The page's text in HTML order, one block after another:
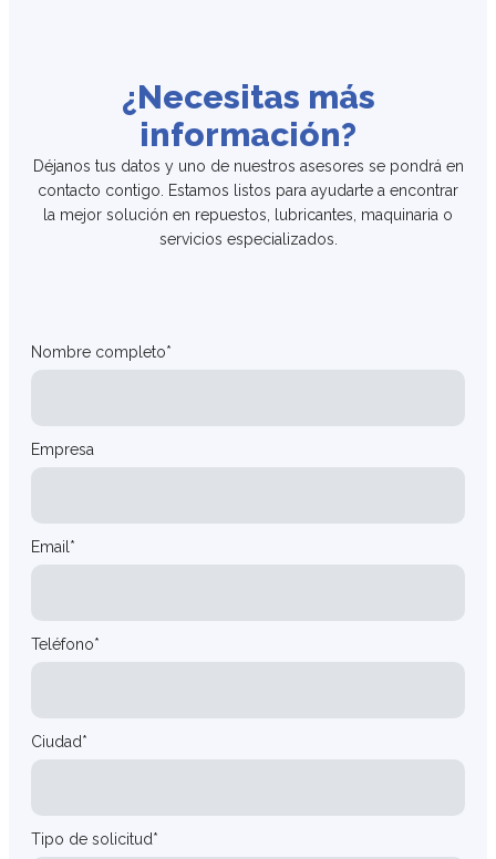
¿Necesitas más
información?
Déjanos tus datos y uno de nuestros asesores se pondrá en
contacto contigo. Estamos listos para ayudarte a encontrar
la mejor solución en repuestos, lubricantes, maquinaria o
servicios especializados.
Nombre completo*
Empresa
Email*
Teléfono*
Ciudad*
Tipo de solicitud*